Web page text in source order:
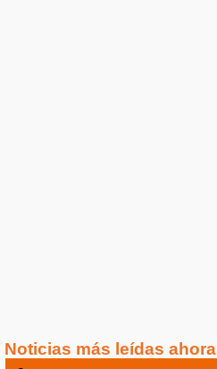
Noticias más leídas ahora